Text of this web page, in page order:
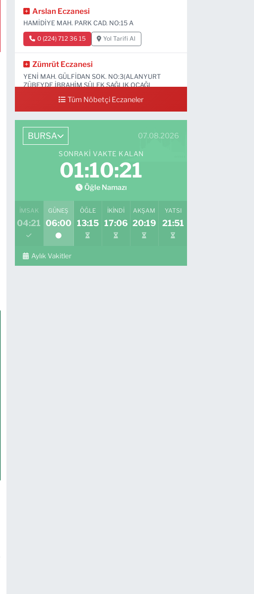
Arslan Eczanesi
HAMİDİYE MAH. PARK CAD. NO:15 A
0 (224) 712 36 15 Yol Tarifi Al
Zümrüt Eczanesi
YENİ MAH. GÜLFİDAN SOK. NO:3(ALANYURT
ZÜBEYDE İBRAHİM SÜLEK SAĞLIK OCAĞI
Tüm Nöbetçi Eczaneler
BURSA 07.08.2026
SONRAKI VAKTE KALAN
01:10:19
Öğle Namazı
İMSAK
04:21
GÜNEŞ
06:00
ÖĞLE
13:15
İKINDI
17:06
AKŞAM
20:19
YATSI
21:51
Aylık Vakitler